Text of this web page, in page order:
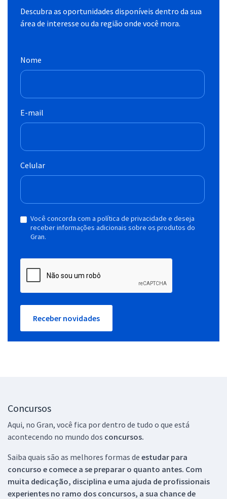
Descubra as oportunidades disponíveis dentro da sua
área de interesse ou da região onde você mora.
Nome
E-mail
Celular
Você concorda com a política de privacidade e deseja
receber informações adicionais sobre os produtos do
Gran.
Receber novidades
Concursos
Aqui, no Gran, você fica por dentro de tudo o que está
acontecendo no mundo dos concursos.
Saiba quais são as melhores formas de estudar para
concurso e comece a se preparar o quanto antes. Com
muita dedicação, disciplina e uma ajuda de profissionais
experientes no ramo dos concursos, a sua chance de